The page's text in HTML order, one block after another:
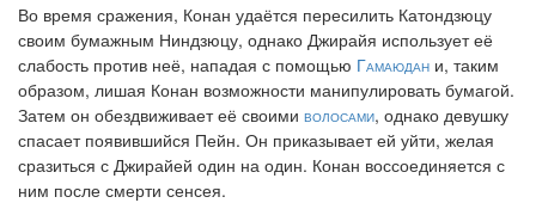
Во время сражения, Конан удаётся пересилить Катондзюцу
своим бумажным Ниндзюцу, однако Джирайя использует её
слабость против неё, нападая с помощью Гамаюдан и, таким
образом, лишая Конан возможности манипулировать бумагой.
Затем он обездвиживает её своими волосами, однако девушку
спасает появившийся Пейн. Он приказывает ей уйти, желая
сразиться с Джирайей один на один. Конан воссоединяется с
ним после смерти сенсея.